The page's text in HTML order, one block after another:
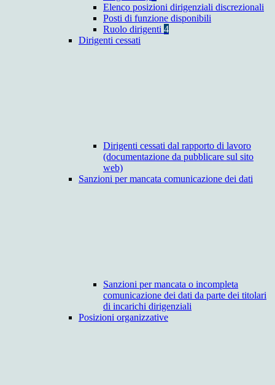
Elenco posizioni dirigenziali discrezionali
Posti di funzione disponibili
Ruolo dirigenti 4
Dirigenti cessati
Dirigenti cessati dal rapporto di lavoro
(documentazione da pubblicare sul sito
web)
Sanzioni per mancata comunicazione dei dati
Sanzioni per mancata o incompleta
comunicazione dei dati da parte dei titolari
di incarichi dirigenziali
Posizioni organizzative